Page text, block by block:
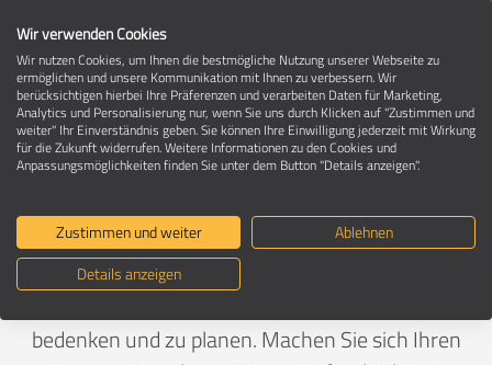
Umzug in 21077 Hamburg-Marmstorf
Ein Umzug ist Vertrauenssache
Deutschland>Hamburg>Hamburg, Stadt>Marmstorf
bedenken und zu planen. Machen Sie sich Ihren
Wir verwenden Cookies
Wir nutzen Cookies, um Ihnen die bestmögliche Nutzung unserer Webseite zu
ermöglichen und unsere Kommunikation mit Ihnen zu verbessern. Wir
berücksichtigen hierbei Ihre Präferenzen und verarbeiten Daten für Marketing,
Analytics und Personalisierung nur, wenn Sie uns durch Klicken auf "Zustimmen und
weiter" Ihr Einverständnis geben. Sie können Ihre Einwilligung jederzeit mit Wirkung
für die Zukunft widerrufen. Weitere Informationen zu den Cookies und
Anpassungsmöglichkeiten finden Sie unter dem Button "Details anzeigen".
Zustimmen und weiter
Ablehnen
Details anzeigen